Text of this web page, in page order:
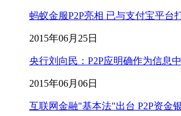
蚂蚁金服P2P亮相 已与支付宝平台
2015年06月25日
央行刘向民：P2P应明确作为信息
2015年06月06日
互联网金融"基本法"出台 P2P资金